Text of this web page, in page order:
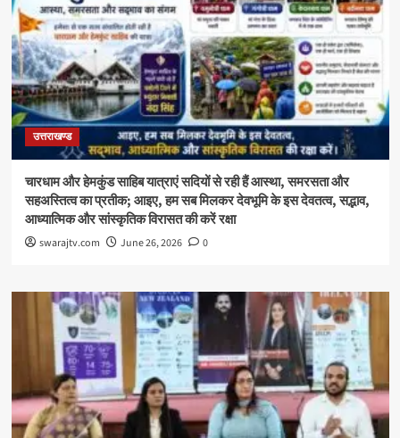
उत्तराखण्ड
चारधाम और हेमकुंड साहिब यात्राएं सदियों से रही हैं आस्था, समरसता और
सहअस्तित्व का प्रतीक; आइए, हम सब मिलकर देवभूमि के इस देवतत्व, सद्भाव,
आध्यात्मिक और सांस्कृतिक विरासत की करें रक्षा
swarajtv.com June 26, 2026 0